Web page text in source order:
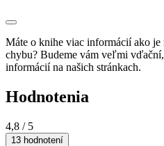
Máte o knihe viac informácií ako je
chybu? Budeme vám veľmi
informácií na našich stránkach.
Hodnotenia
4,8 / 5
13 hodnotení